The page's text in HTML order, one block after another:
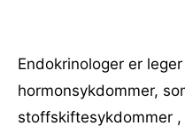
Endokrinologer er
hormonsykdommer,
stoffskiftesykdommer